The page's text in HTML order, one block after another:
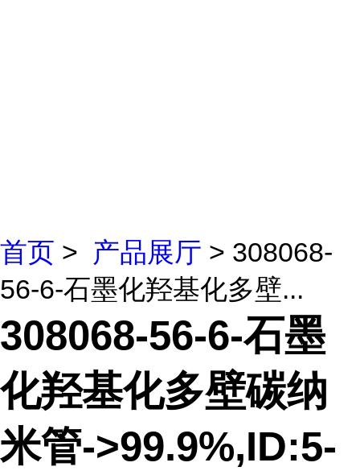
首页 > 产品展厅 > 308068-
56-6-石墨化羟基化多壁...
308068-56-6-石墨
化羟基化多壁碳纳
米管->99.9%,ID:5-